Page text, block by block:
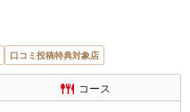
口コミ投稿特典対象店
コース